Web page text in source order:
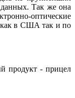
Так же она
оптические
как в США так и по
продукт - прицел